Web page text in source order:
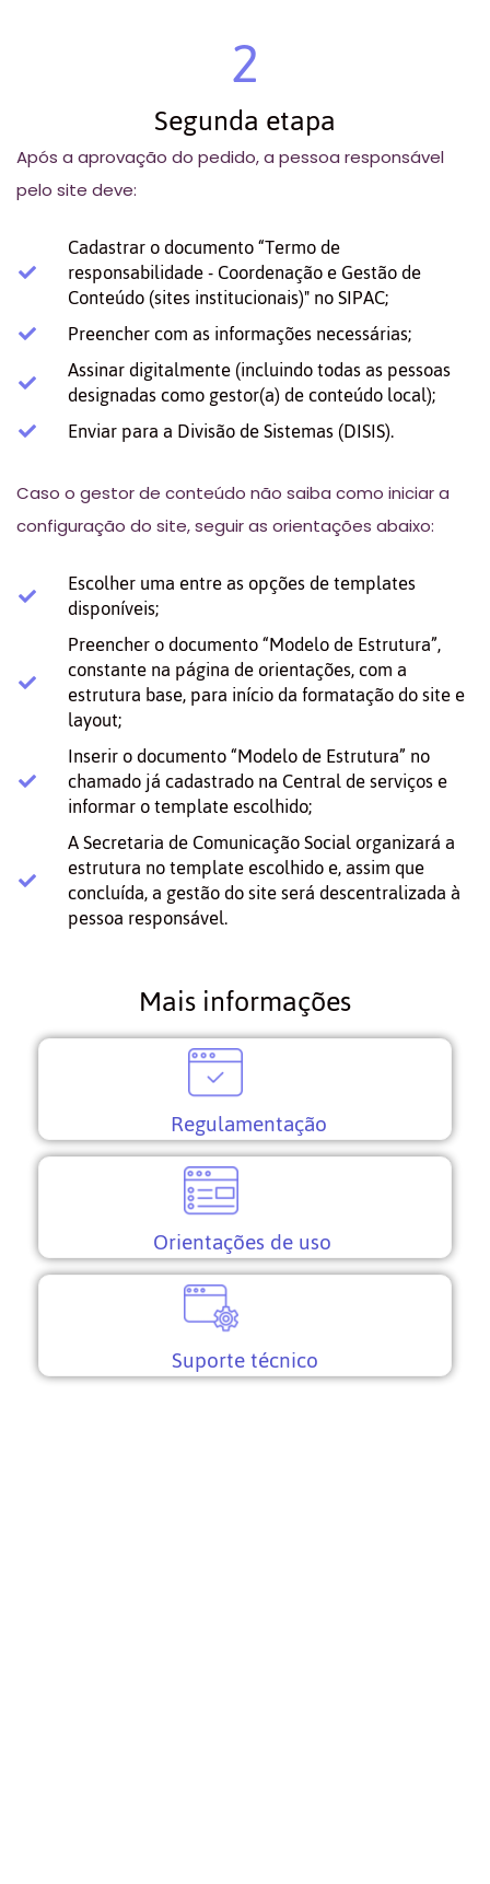
2
Segunda etapa
Após a aprovação do pedido, a pessoa responsável
pelo site deve:
Cadastrar o documento “Termo de
responsabilidade - Coordenação e Gestão de
Conteúdo (sites institucionais)" no SIPAC;
Preencher com as informações necessárias;
Assinar digitalmente (incluindo todas as pessoas
designadas como gestor(a) de conteúdo local);
Enviar para a Divisão de Sistemas (DISIS).
Caso o gestor de conteúdo não saiba como iniciar a
configuração do site, seguir as orientações abaixo:
Escolher uma entre as opções de templates
disponíveis;
Preencher o documento “Modelo de Estrutura”,
constante na página de orientações, com a
estrutura base, para início da formatação do site e
layout;
Inserir o documento “Modelo de Estrutura” no
chamado já cadastrado na Central de serviços e
informar o template escolhido;
A Secretaria de Comunicação Social organizará a
estrutura no template escolhido e, assim que
concluída, a gestão do site será descentralizada à
pessoa responsável.
Mais informações
Regulamentação
Orientações de uso
Suporte técnico​